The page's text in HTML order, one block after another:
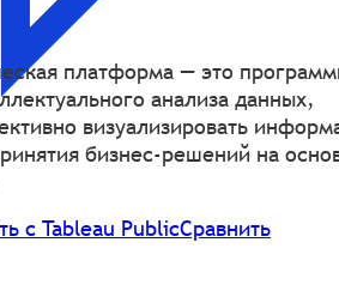
платформа — это
анализа данных,
визуализировать
бизнес-решений на
с Tableau PublicСравнить